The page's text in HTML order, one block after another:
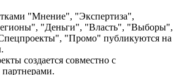
"Мнение", "Экспертиза",
"Деньги", "Власть", "Выборы",
"Промо" публикуются на
создается совместно с